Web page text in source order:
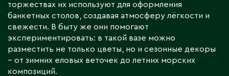
торжествах их используют для оформления
банкетных столов, создавая атмосферу лёгкости и
свежести. В быту же они помогают
экспериментировать: в такой вазе можно
разместить не только цветы, но и сезонные декоры
– от зимних еловых веточек до летних морских
композиций.